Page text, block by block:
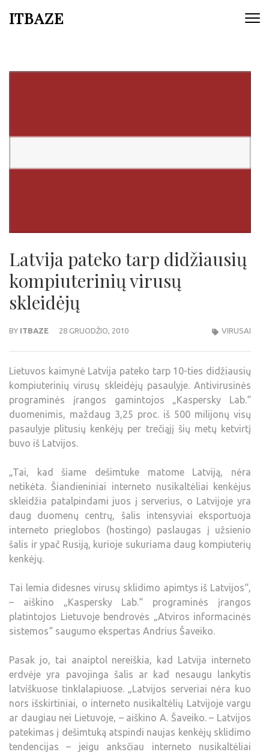
ITBAZE
Latvija pateko tarp didžiausių
kompiuterinių virusų
skleidėjų
BY ITBAZE 28 GRUODŽIO, 2010 VIRUSAI
Lietuvos kaimynė Latvija pateko tarp 10-ties didžiausių
kompiuterinių virusų skleidėjų pasaulyje. Antivirusinės
programinės įrangos gamintojos „Kaspersky Lab.“
duomenimis, maždaug 3,25 proc. iš 500 milijonų visų
pasaulyje plitusių kenkėjų per trečiąjį šių metų ketvirtį
buvo iš Latvijos.
„Tai, kad šiame dešimtuke matome Latviją, nėra
netikėta. Šiandieniniai interneto nusikaltėliai kenkėjus
skleidžia patalpindami juos į serverius, o Latvijoje yra
daug duomenų centrų, šalis intensyviai eksportuoja
interneto prieglobos (hostingo) paslaugas į užsienio
šalis ir ypač Rusiją, kurioje sukuriama daug kompiuterių
kenkėjų.
Tai lemia didesnes virusų sklidimo apimtys iš Latvijos“,
– aiškino „Kaspersky Lab.“ programinės įrangos
platintojos Lietuvoje bendrovės „Atviros informacinės
sistemos“ saugumo ekspertas Andrius Šaveiko.
Pasak jo, tai anaiptol nereiškia, kad Latvija interneto
erdvėje yra pavojinga šalis ar kad nesaugu lankytis
latviškuose tinklalapiuose. „Latvijos serveriai nėra kuo
nors išskirtiniai, o interneto nusikaltėlių Latvijoje vargu
ar daugiau nei Lietuvoje, – aiškino A. Šaveiko. – Latvijos
patekimas į dešimtuką atspindi naujas kenkėjų sklidimo
tendencijas – jeigu anksčiau interneto nusikaltėliai